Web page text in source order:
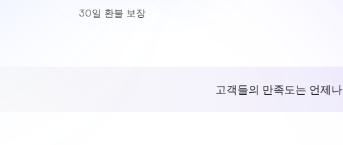
30일 환불 보장
고객들의 만족도는 언제나